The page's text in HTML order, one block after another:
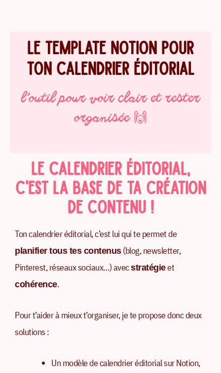
LE TEMPLATE NOTION POUR
TON CALENDRIER ÉDITORIAL
l’outil pour voir clair et rester
organisée 🙌
LE CALENDRIER ÉDITORIAL,
C'EST LA BASE DE TA CRÉATION
DE CONTENU !
Ton calendrier éditorial, c’est lui qui te permet de
planifier tous tes contenus(blog, newsletter,
Pinterest, réseaux sociaux…) avecstratégieet
cohérence.
Pour t’aider à mieux t’organiser, je te propose donc deux
solutions :
Un modèle de calendrier éditorial sur Notion,